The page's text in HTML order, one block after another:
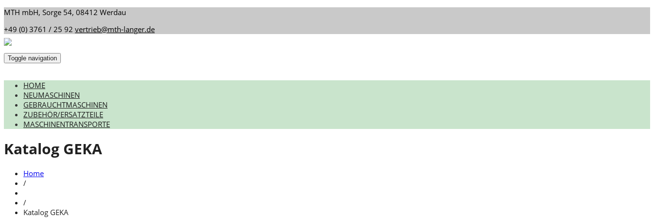
MTH mbH, Sorge 54, 08412 Werdau
+49 (0) 3761 / 25 92 vertrieb@mth-langer.de
Toggle navigation
HOME
NEUMASCHINEN
GEBRAUCHTMASCHINEN
ZUBEHÖR/ERSATZTEILE
MASCHINENTRANSPORTE
Katalog GEKA
Home
/
/
Katalog GEKA